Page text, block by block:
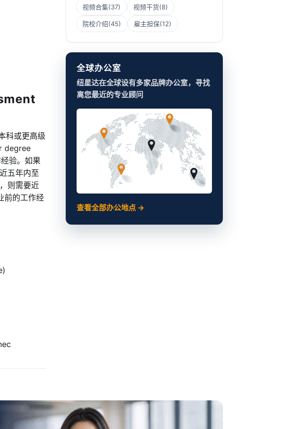
科或更高级
degree
验。如果
五年内至
则需要近
前的工作经
视频合集(37) 视频干货(8)
院校介绍(45) 雇主担保(12)
全球办公室
纽星达在全球设有多家品牌办公室，寻找
离您最近的专业顾问
查看全部办公地点 →